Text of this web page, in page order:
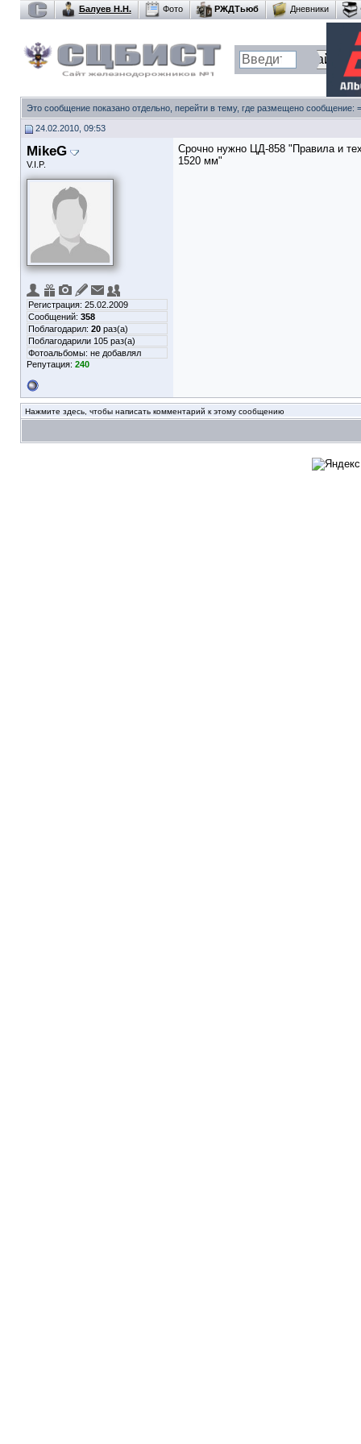
Балуев Н.Н. Фото РЖДТьюб Дневники
Это сообщение показано отдельно, перейти в тему, где размещено сообщение:
24.02.2010, 09:53
MikeG
V.I.P.
Регистрация: 25.02.2009
Сообщений: 358
Поблагодарил: 20 раз(а)
Поблагодарили 105 раз(а)
Фотоальбомы: не добавлял
Репутация: 240
Срочно нужно ЦД-858 "Правила и
1520 мм"
Нажмите здесь, чтобы написать комментарий к этому сообщению